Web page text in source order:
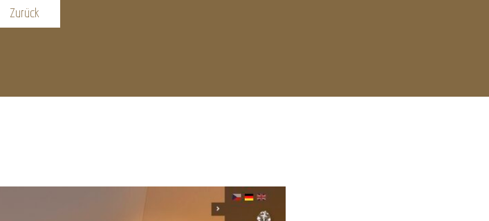
Zurück